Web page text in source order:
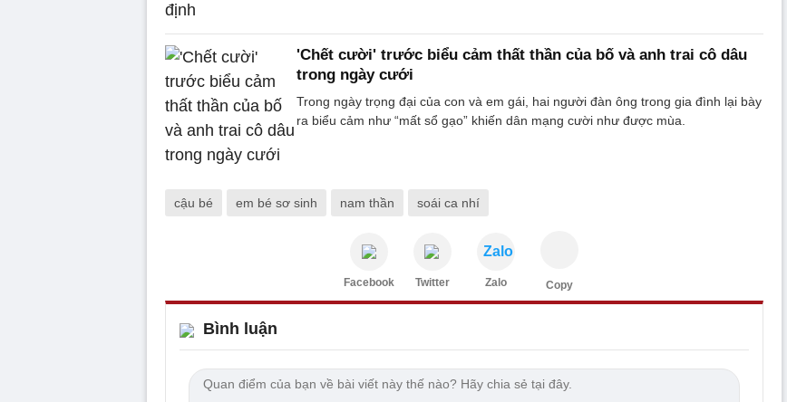
'Chết cười' trước biểu cảm thất thần của bố và anh trai cô dâu
trong ngày cưới
Trong ngày trọng đại của con và em gái, hai người đàn ông trong gia đình lại bày
ra biểu cảm như “mất sổ gạo” khiến dân mạng cười như được mùa.
cậu bé em bé sơ sinh nam thần soái ca nhí
Facebook Twitter
Zalo
Zalo Copy
Bình luận